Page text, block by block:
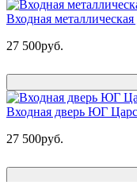
Входная
27 500руб.
Входная дверь ЮГ
27 500руб.